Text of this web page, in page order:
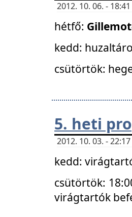
2012. 10. 06. -
hétfő:
kedd:
csütörtök:
5. heti
2012. 10. 03. -
kedd:
csütörtök:
virágtartók